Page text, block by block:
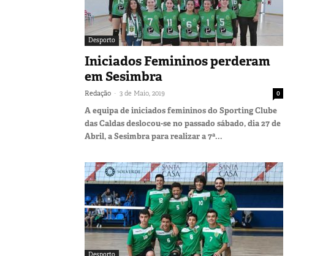
Desporto
Iniciados Femininos perderam
em Sesimbra
Redação - 3 de Maio, 2019 0
A equipa de iniciados femininos do Sporting Clube
das Caldas deslocou-se no passado sábado, dia 27 de
Abril, a Sesimbra para realizar a 7ª...
Desporto